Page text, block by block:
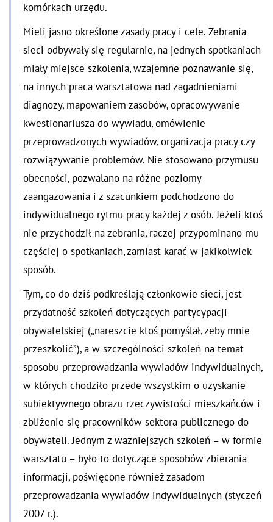
komórkach urzędu.
Mieli jasno określone zasady pracy i cele. Zebrania
sieci odbywały się regularnie, na jednych spotkaniach
miały miejsce szkolenia, wzajemne poznawanie się,
na innych praca warsztatowa nad zagadnieniami
diagnozy, mapowaniem zasobów, opracowywanie
kwestionariusza do wywiadu, omówienie
przeprowadzonych wywiadów, organizacja pracy czy
rozwiązywanie problemów. Nie stosowano przymusu
obecności, pozwalano na różne poziomy
zaangażowania i z szacunkiem podchodzono do
indywidualnego rytmu pracy każdej z osób. Jeżeli ktoś
nie przychodził na zebrania, raczej przypominano mu
częściej o spotkaniach, zamiast karać w jakikolwiek
sposób.
Tym, co do dziś podkreślają członkowie sieci, jest
przydatność szkoleń dotyczących partycypacji
obywatelskiej („nareszcie ktoś pomyślał, żeby mnie
przeszkolić”), a w szczególności szkoleń na temat
sposobu przeprowadzania wywiadów indywidualnych,
w których chodziło przede wszystkim o uzyskanie
subiektywnego obrazu rzeczywistości mieszkańców i
zbliżenie się pracowników sektora publicznego do
obywateli. Jednym z ważniejszych szkoleń – w formie
warsztatu – było to dotyczące sposobów zbierania
informacji, poświęcone również zasadom
przeprowadzania wywiadów indywidualnych (styczeń
2007 r.).